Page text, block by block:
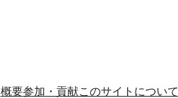
概要参加・貢献このサイトについて